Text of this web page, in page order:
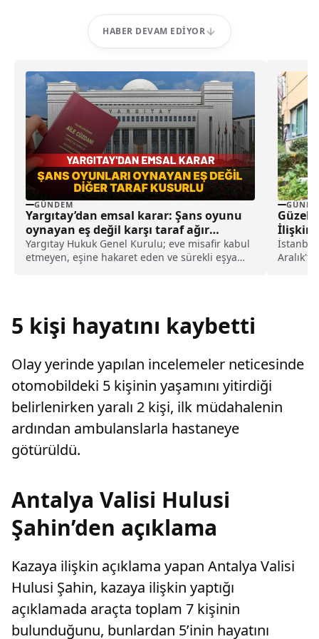
HABER DEVAM EDIYOR
GÜNDEM
Yargıtay’dan emsal karar: Şans oyunu
oynayan eş değil karşı taraf ağır
kusurlu sayıldı
Yargıtay Hukuk Genel Kurulu; eve misafir kabul
etmeyen, eşine hakaret eden ve sürekli eşya
İlişkin
5 kişi hayatını kaybetti
Olay yerinde yapılan incelemeler neticesinde
otomobildeki 5 kişinin yaşamını yitirdiği
belirlenirken yaralı 2 kişi, ilk müdahalenin
ardından ambulanslarla hastaneye
götürüldü.
Antalya Valisi Hulusi
Şahin’den açıklama
Kazaya ilişkin açıklama yapan Antalya Valisi
Hulusi Şahin, kazaya ilişkin yaptığı
açıklamada araçta toplam 7 kişinin
bulunduğunu, bunlardan 5’inin hayatını